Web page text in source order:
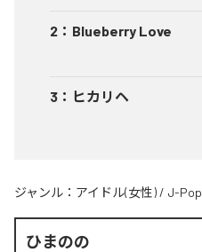
2 ： Blueberry Love
3 ： ヒカリヘ
ジャンル： アイドル(女性) / J-Pop
ひまのの